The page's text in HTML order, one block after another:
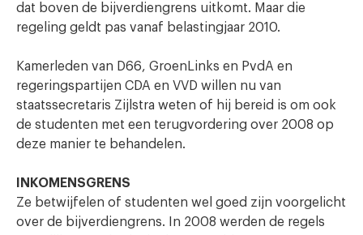
dat boven de bijverdiengrens uitkomt. Maar die
regeling geldt pas vanaf belastingjaar 2010.
Kamerleden van D66, GroenLinks en PvdA en
regeringspartijen CDA en VVD willen nu van
staatssecretaris Zijlstra weten of hij bereid is om ook
de studenten met een terugvordering over 2008 op
deze manier te behandelen.
INKOMENSGRENS
Ze betwijfelen of studenten wel goed zijn voorgelicht
over de bijverdiengrens. In 2008 werden de regels